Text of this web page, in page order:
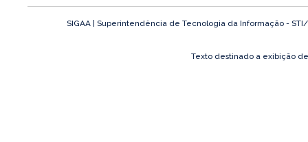
SIGAA | Superintendência de Tecnologia da Informação -
Texto destinado a exibição